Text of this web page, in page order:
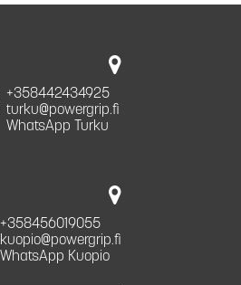
+358442434925
turku@powergrip.fi
WhatsApp Turku
+358456019055
kuopio@powergrip.fi
WhatsApp Kuopio